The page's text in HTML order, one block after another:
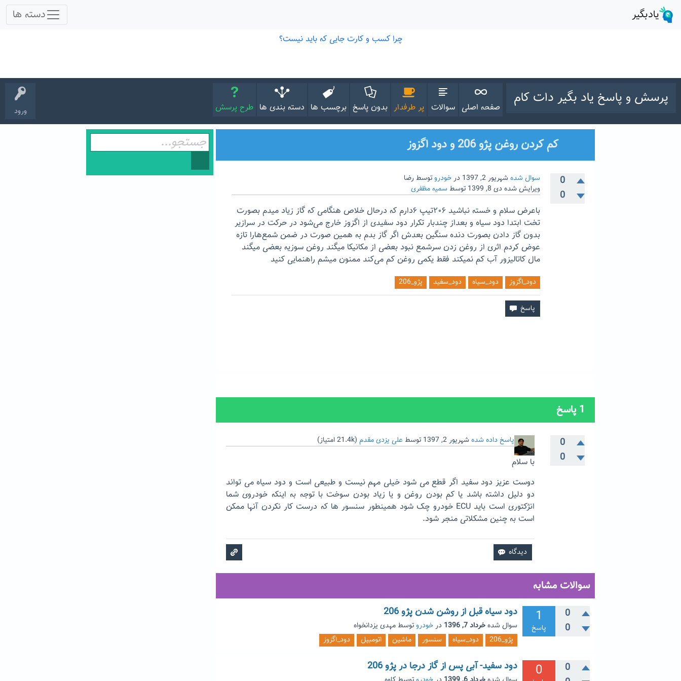
ورود
پرسش و پاسخ یاد بگیر دات کام
صفحه اصلی سوالات پر طرفدار بدون پاسخ برچسب ها دسته بندی ها طرح پرسش
کم کردن روغن پژو 206 و دود اگزوز
0
0
سوال شده شهریور 2, 1397 درخودروتوسط رضا
ویرایش شده دی 8, 1399 توسط سمیه مظفری
باعرض سلام و خسته نباشید ۲۰۶تیپ ۶دارم که درحال خلاص هنگامی که گاز زیاد میدم بصورت
تخت ابتدا دود سیاه و بعداز چندبار تکرار دود سفیدی از اگزوز خارج می‌شود در حرکت در سرازیر
بدون گاز دادن بصورت دنده سنگین بعدش اگر گاز بدم به همین صورت ‌در ضمن شمع‌هارا تازه
عوض کردم اثری از روغن زدن سرشمع نبود بعضی از مکانیکا میگند روغن سوزیه بعضی میگند
مال کاتالیزور‌‌‌ آب کم نمیکند فقط یکمی روغن کم می‌کند ممنون میشم راهنمایی کنید
دود_اگزوز دود_سیاه دود_سفید پژو_206
1پاسخ
0
0
پاسخ داده شده شهریور 2, 1397 توسط علی یزدی مقدم (
21.4kامتیاز)
با سلام
دوست عزیز دود سفید اگر قطع می شود خیلی مهم نیست و طبیعی است و دود سیاه می تواند
دو دلیل داشته باشد یا کم بودن روغن و یا زیاد بودن سوخت با توجه به اینکه خودروی شما
انژکتوری است باید ECU خودرو چک شود همینطور سنسور ها که درست کار نکردن آنها ممکن
است به چنین مشکلاتی منجر شود.
سوالات مشابه
0
0
1
پاسخ
دود سیاه قبل از روشن شدن پژو 206
سوال شدهخرداد 7, 1396 درخودروتوسط مهدی یزدانخواه
پژو_206
دود_سیاه سنسور ماشین اتومبیل دود_اگزوز
0
0 دود سفید- آبی پس از گاز درجا در پژو 206